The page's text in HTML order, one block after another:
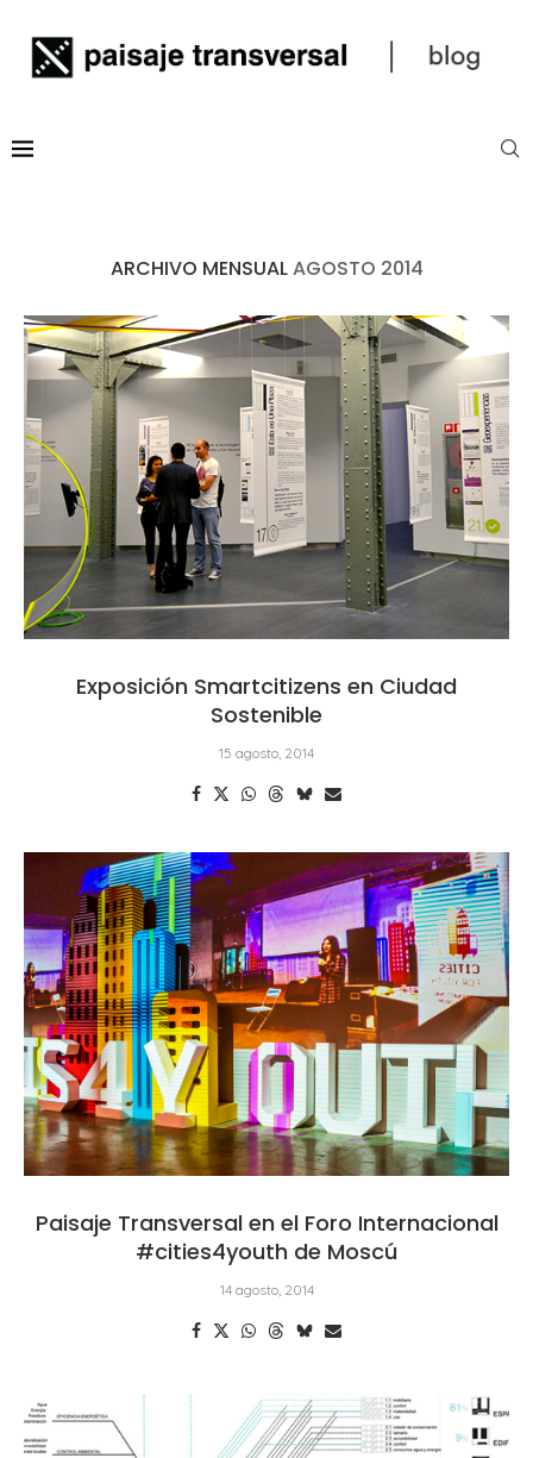
ARCHIVO MENSUALAGOSTO 2014
Exposición Smartcitizens en Ciudad
Sostenible
15 agosto, 2014
Paisaje Transversal en el Foro Internacional
#cities4youth de Moscú
14 agosto, 2014